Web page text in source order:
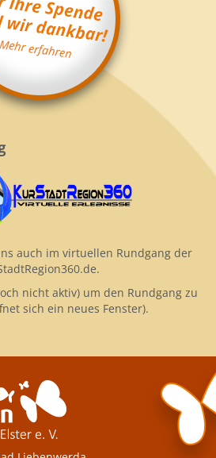
auch im virtuellen Rundgang der
nicht aktiv) um den Rundgang zu
sich ein neues Fenster).